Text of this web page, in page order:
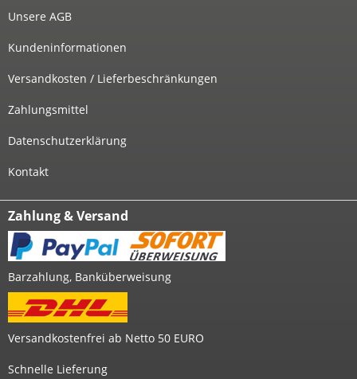
Unsere AGB
Kundeninformationen
Versandkosten / Lieferbeschränkungen
Zahlungsmittel
Datenschutzerklärung
Kontakt
Zahlung & Versand
Barzahlung, Banküberweisung
Versandkostenfrei ab Netto 50 EURO
Schnelle Lieferung